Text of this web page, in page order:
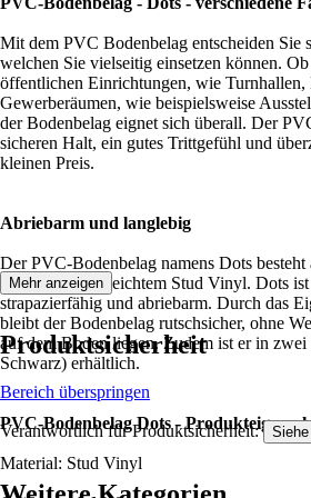
Mit dem PVC Bodenbelag entscheiden Sie
welchen Sie vielseitig einsetzen können.
öffentlichen Einrichtungen, wie Turnhallen,
Gewerberäumen, wie beispielsweise
der Bodenbelag eignet sich überall. Der
sicheren Halt, ein gutes Trittgefühl und
kleinen Preis.
Abriebarm und langlebig
Der PVC-Bodenbelag namens Dots besteht
und sehr pflegeleichtem Stud Vinyl. Dots
strapazierfähig und abriebarm. Durch das
bleibt der Bodenbelag rutschsicher, ohne
auf dem Boden liegen. Zudem ist er in zwei
Schwarz) erhältlich.
PVC-Bodenbelag Dots -
Material: Stud Vinyl
Mehr anzeigen
Produktsicherheit
Bereich überspringen
Verantwortlich für Produktsicherheit: